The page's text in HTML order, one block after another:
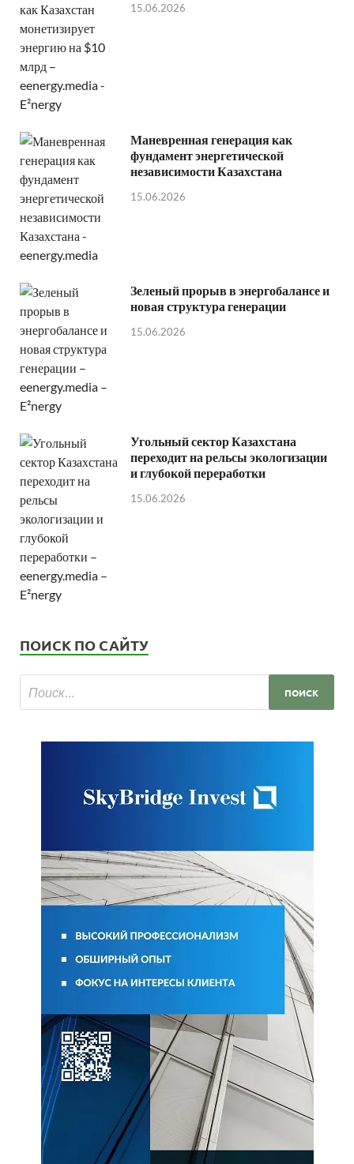
15.06.2026
Маневренная генерация как
фундамент энергетической
независимости Казахстана
15.06.2026
Зеленый прорыв в энергобалансе и
новая структура генерации
15.06.2026
Угольный сектор Казахстана
переходит на рельсы экологизации
и глубокой переработки
15.06.2026
ПОИСК ПО САЙТУ